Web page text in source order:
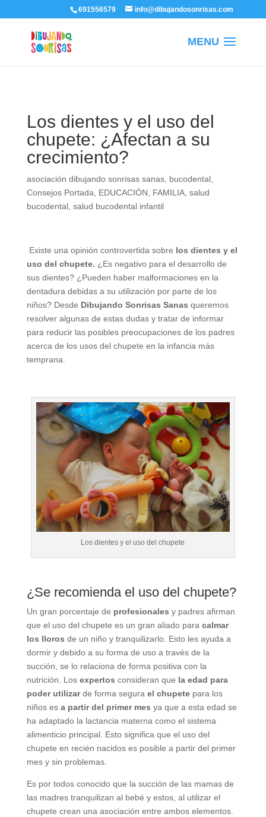
691556579 info@dibujandosonrisas.com
Los dientes y el uso del
chupete: ¿Afectan a su
crecimiento?
asociación dibujando sonrisas sanas, bucodental,
Consejos Portada
EDUCACIÓN FAMILIA, salud
bucodental, salud bucodental infantil
Existe una opinión controvertida sobre los dientes y el
uso del chupete. ¿Es negativo para el desarrollo de
sus dientes? ¿Pueden haber malformaciones en la
dentadura debidas a su utilización por parte de los
niños? Desde Dibujando Sonrisas Sanas queremos
resolver algunas de estas dudas y tratar de informar
para reducir las posibles preocupaciones de los padres
acerca de los usos del chupete en la infancia más
temprana.
Los dientes y el uso del chupete
¿Se recomienda el uso del chupete?
Un gran porcentaje de profesionales y padres afirman
que el uso del chupete es un gran aliado para calmar
los lloros de un niño y tranquilizarlo. Esto les ayuda a
dormir y debido a su forma de uso a través de la
succión, se lo relaciona de forma positiva con la
nutrición. Los expertos consideran que la edad para
poder utilizarde forma segura el chupetepara los
niños es a partir del primer mes ya que a esta edad se
ha adaptado la lactancia materna como el sistema
alimenticio principal. Esto significa que el uso del
chupete en recién nacidos es posible a partir del primer
mes y sin problemas.
Es por todos conocido que la succión de las mamas de
las madres tranquilizan al bebé y estos, al utilizar el
chupete crean una asociación entre ambos elementos.